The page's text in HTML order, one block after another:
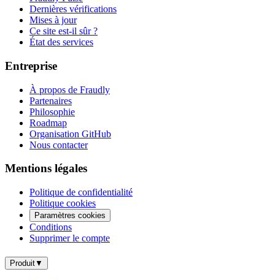
Dernières vérifications
Mises à jour
Ce site est-il sûr ?
État des services
Entreprise
À propos de Fraudly
Partenaires
Philosophie
Roadmap
Organisation GitHub
Nous contacter
Mentions légales
Politique de confidentialité
Politique cookies
Paramètres cookies
Conditions
Supprimer le compte
Produit▼